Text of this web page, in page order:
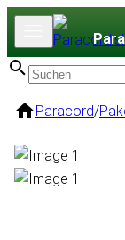
Paracord/